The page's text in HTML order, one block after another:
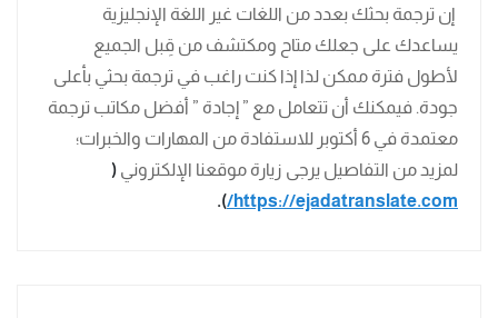
إن ترجمة بحثك بعدد من اللغات غير اللغة الإنجليزية
يساعدك على جعلك متاح ومكتشف من قِبل الجميع
لأطول فترة ممكن لذا إذا كنت راغب في ترجمة بحثي بأعلى
جودة. فيمكنك أن تتعامل مع ” إجادة ” أفضل مكاتب ترجمة
معتمدة في 6 أكتوبر للاستفادة من المهارات والخبرات؛
لمزيد من التفاصيل يرجى زيارة موقعنا الإلكتروني (
https://ejadatranslate.com/
).